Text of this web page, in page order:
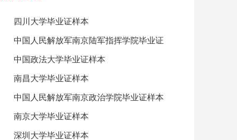
四川大学毕业证样本
中国人民解放军南京陆军指挥学院毕业证
样本
中国政法大学毕业证样本
南昌大学毕业证样本
中国人民解放军南京政治学院毕业证样本
南京大学毕业证样本
深圳大学毕业证样本